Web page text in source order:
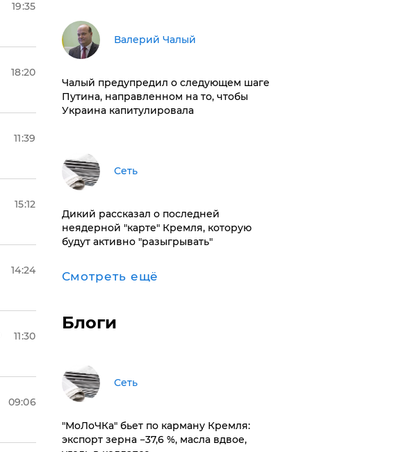
19:35
18:20
11:39
15:12
14:24
11:30
09:06
Валерий Чалый
Чалый предупредил о следующем шаге
Путина, направленном на то, чтобы
Украина капитулировала
Сеть
Дикий рассказал о последней
неядерной "карте" Кремля, которую
будут активно "разыгрывать"
Смотреть ещё
Блоги
Сеть
​"МоЛоЧКа" бьет по карману Кремля:
экспорт зерна −37,6 %, масла вдвое,